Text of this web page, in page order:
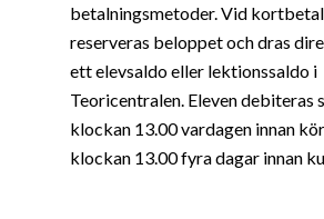
betalningsmetoder. Vid
reserveras beloppet och dras
ett elevsaldo eller lektionssaldo i
Teoricentralen. Eleven debiteras
klockan 13.00 vardagen innan
klockan 13.00 fyra dagar innan